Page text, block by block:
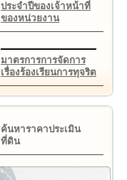
ประจำปีของเจ้าหน้าที่
ของหน่วยงาน
มาตรการการจัดการ
เรื่องร้องเรียนการทุจริต
ค้นหาราคาประเมิน
ที่ดิน